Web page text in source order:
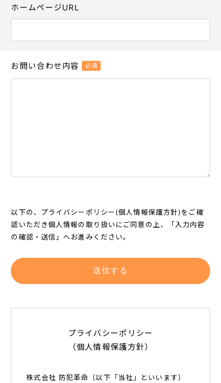
ホームページURL
お問い合わせ内容 必須
以下の、プライバシーポリシー(個人情報保護方針)をご確
認いただき個人情報の取り扱いにご同意の上、「入力内容
の確認・送信」へお進みください。
プライバシーポリシー
（個人情報保護方針）
株式会社 防犯革命（以下「当社」といいます）